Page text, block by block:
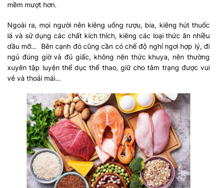
mềm mượt hơn.
Ngoài ra, mọi người nên kiêng uống rượu, bia, kiêng hút thuốc
lá và sử dụng các chất kích thích, kiêng các loại thức ăn nhiều
dầu mỡ… Bên cạnh đó cũng cần có chế độ nghỉ ngơi hợp lý, đi
ngủ đúng giờ và đủ giấc, không nên thức khuya, nên thường
xuyên tập luyện thể dục thể thao, giữ cho tâm trạng được vui
vẻ và thoải mái…